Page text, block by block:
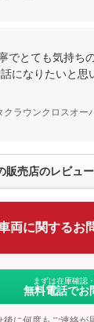
でとても気持ち
になりたいと思
ラウンクロスオー
販売店のレビュ
両に関するお
まずは在庫確認
無料電話でお